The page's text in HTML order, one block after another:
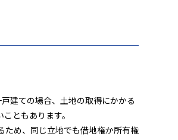
建ての場合、土地の取得にかかる
ともあります。
ため、同じ立地でも借地権か所有権